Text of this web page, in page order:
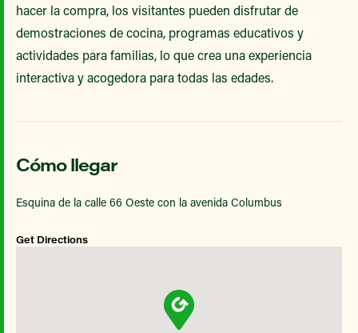
hacer la compra, los visitantes pueden disfrutar de
demostraciones de cocina, programas educativos y
actividades para familias, lo que crea una experiencia
interactiva y acogedora para todas las edades.
Cómo llegar
Esquina de la calle 66 Oeste con la avenida Columbus
Get Directions